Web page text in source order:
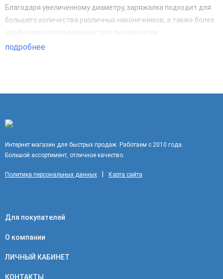
Благодаря увеличенному диаметру, заряжалка подходит для
большего количества различных наконечников, а также более
удобна при использовании толстых перчаток.
подробнее
Интернет магазин для быстрых продаж. Работаем с 2010 года.
Большой ассортимент, отличное качество.
Политика персональных данных Карта сайта
Для покупателей
О компании
ЛИЧНЫЙ КАБИНЕТ
КОНТАКТЫ